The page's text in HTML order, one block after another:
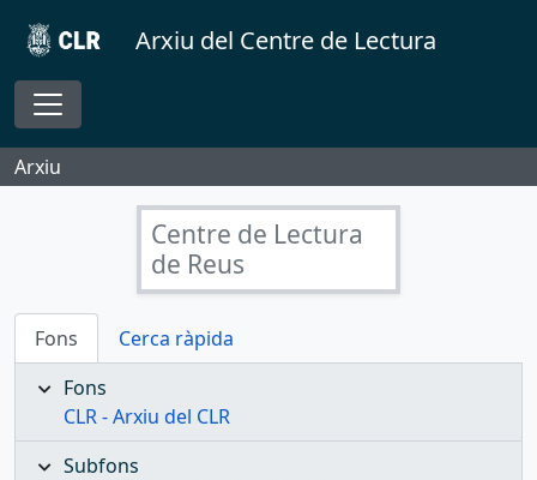
Skip to main content
Arxiu del Centre de Lectura
Toggle navigation
Arxiu
Centre de Lectura
de Reus
Fons
Cerca ràpida
Fons
CLR - Arxiu del CLR
Subfons